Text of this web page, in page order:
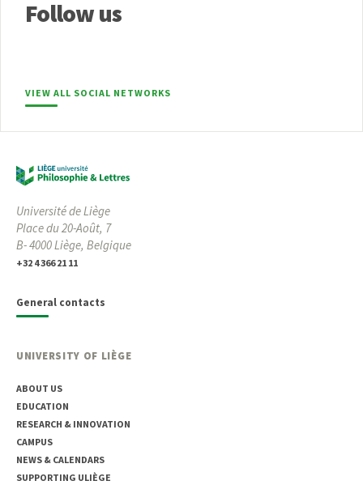
Follow us
VIEW ALL SOCIAL NETWORKS
Université de Liège
Place du 20-Août, 7
B- 4000 Liège, Belgique
+32 4 366 21 11
General contacts
UNIVERSITY OF LIÈGE
ABOUT US
EDUCATION
RESEARCH & INNOVATION
CAMPUS
NEWS & CALENDARS
SUPPORTING ULIÈGE